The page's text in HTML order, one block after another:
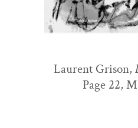
Lau­rent Gri­son,
Page 22,